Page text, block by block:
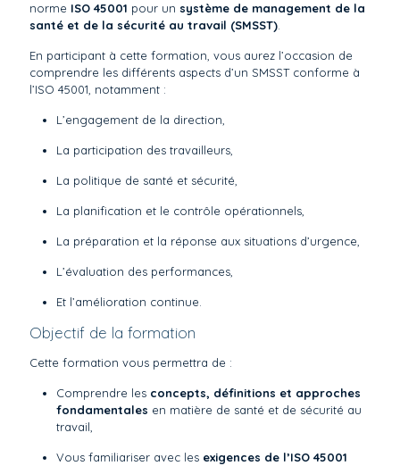
norme ISO 45001 pour un système de management de la
santé et de la sécurité au travail (SMSST)
En participant à cette formation, vous aurez l’occasion de
comprendre les différents aspects d’un SMSST conforme à
l’ISO 45001, notamment :
L’engagement de la direction,
La participation des travailleurs,
La politique de santé et sécurité,
La planification et le contrôle opérationnels,
La préparation et la réponse aux situations d’urgence,
L’évaluation des performances,
Et l’amélioration continue.
Objectif de la formation
Cette formation vous permettra de :
Comprendre les concepts, définitions et approches
fondamentales en matière de santé et de sécurité au
travail,
Vous familiariser avec les exigences de l’ISO 45001